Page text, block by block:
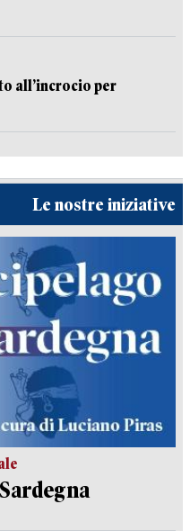
all’incrocio per
Le nostre iniziative